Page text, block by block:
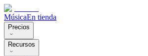
MúsicaEn tienda
Precios
Recursos